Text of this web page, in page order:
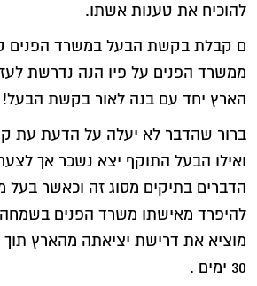
להוכיח את טענות אשתו.
ם קבלת בקשת הבעל במשרד הפנים
הארץ יחד עם בנה לאור בקשת הבעל!
ברור שהדבר לא יעלה על הדעת עת
ואילו הבעל התוקף יצא נשכר אך
הדברים בתיקים מסוג זה וכאשר בעל
להיפרד מאישתו משרד הפנים בשמחה
30 ימים .